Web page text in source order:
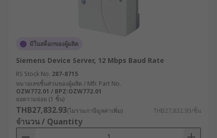
มีในสต็อกของผู้ผลิต
Siemens Device Server, 12 Mbps Baud Rate
RS Stock No. 287-8715
หมายเลขชิ้นส่วนของผู้ผลิต / Mfr. Part No.
OZW772.01 / BPZ:OZW772.01
ยอดรวมย่อย (1 ชิ้น)
THB27,832.93(ไม่รวมภาษีมูลค่าเพิ่ม) THB27,832.93/ชิ้น
จำนวน / Quantity